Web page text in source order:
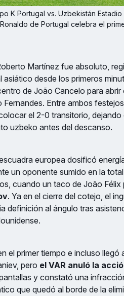
K Portugal vs. Uzbekistán
de Portugal celebra el
Martínez fue absoluto,
desde los primeros
de João Cancelo para
Entre ambos
el 2-0 transitorio, dejando
uzbeko antes del descanso.
europea dosificó
un oponente sumido en la
cuando un taco de João
. Ya en el cierre del cotejo, el
definición al ángulo tras
el primer tiempo e incluso llegó
pero el VAR anuló la
y constató una
que quedó al borde de la